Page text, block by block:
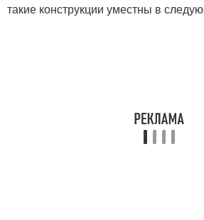
такие конструкции уместны в